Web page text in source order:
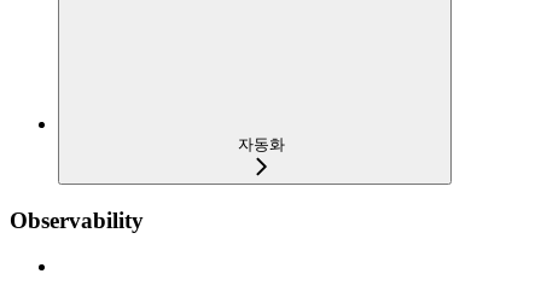
자동화
Observability